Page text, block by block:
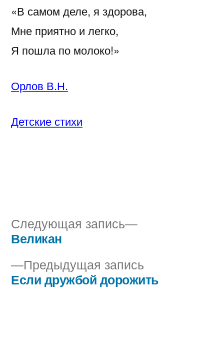
«В самом деле, я здорова,
Мне приятно и легко,
Я пошла по молоко!»
Орлов В.Н.
Детские стихи
Навигация
по
записям
Предыдущая запись
запись:
Если дружбой дорожить
Следующая запись
Следующая
Великан